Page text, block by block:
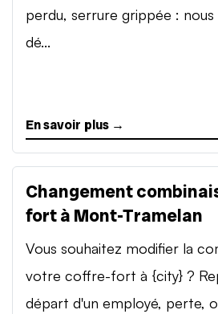
perdu, serrure grippée :
dé...
En savoir plus →
Changement
fort à Mont-Tramelan
Vous souhaitez modifier la
votre coffre-fort à {city} ?
départ d'un employé, perte,